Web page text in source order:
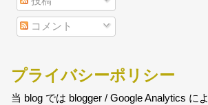
コメント
プライバシーポリシー
当 blog では blogger / Google Analytics によ